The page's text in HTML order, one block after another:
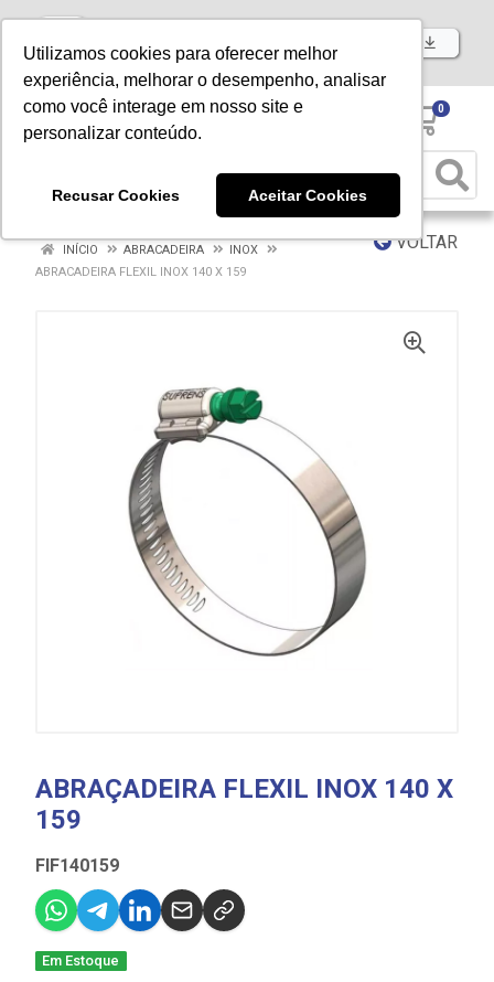
Utilizamos cookies para oferecer melhor
experiência, melhorar o desempenho, analisar
como você interage em nosso site e
personalizar conteúdo.
Recusar Cookies Aceitar Cookies
Baixe já nosso APP
0
VOLTAR
INÍCIO ABRACADEIRA
INOX
ABRACADEIRA FLEXIL INOX 140 X 159
ABRAÇADEIRA FLEXIL INOX 140 X
159
FIF140159
Em Estoque